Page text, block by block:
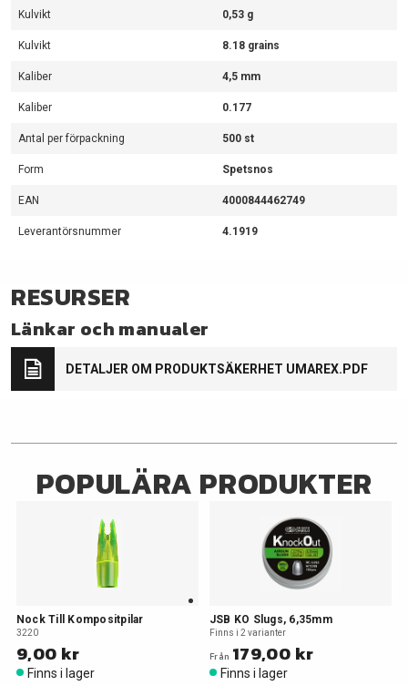
Kulvikt 0,53 g
Kulvikt 8.18 grains
Kaliber 4,5 mm
Kaliber 0.177
Antal per förpackning 500 st
Form Spetsnos
EAN 4000844462749
Leverantörsnummer 4.1919
RESURSER
Länkar och manualer
DETALJER OM PRODUKTSÄKERHET UMAREX.PDF
POPULÄRA PRODUKTER
Nock Till Kompositpilar
3220
9,00 kr
Finns i lager
JSB KO Slugs, 6,35mm
Finns i 2 varianter
Från 179,00 kr
Finns i lager